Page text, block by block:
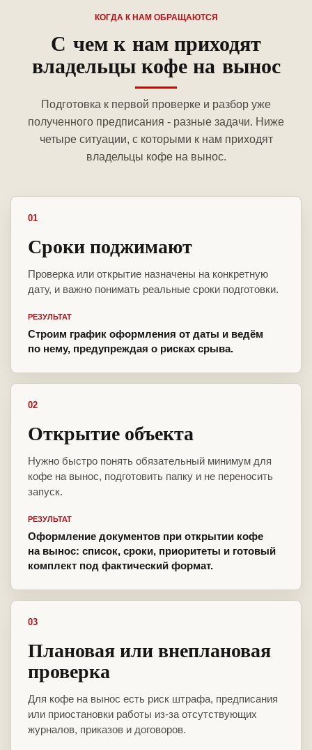
КОГДА К НАМ ОБРАЩАЮТСЯ
С чем к нам приходят
владельцы кофе на вынос
Подготовка к первой проверке и разбор уже
полученного предписания - разные задачи. Ниже
четыре ситуации, с которыми к нам приходят
владельцы кофе на вынос.
01
Сроки поджимают
Проверка или открытие назначены на конкретную
дату, и важно понимать реальные сроки подготовки.
РЕЗУЛЬТАТ
Строим график оформления от даты и ведём
по нему, предупреждая о рисках срыва.
02
Открытие объекта
Нужно быстро понять обязательный минимум для
кофе на вынос, подготовить папку и не переносить
запуск.
РЕЗУЛЬТАТ
Оформление документов при открытии кофе
на вынос: список, сроки, приоритеты и готовый
комплект под фактический формат.
03
Плановая или внеплановая
проверка
Для кофе на вынос есть риск штрафа, предписания
или приостановки работы из-за отсутствующих
журналов, приказов и договоров.